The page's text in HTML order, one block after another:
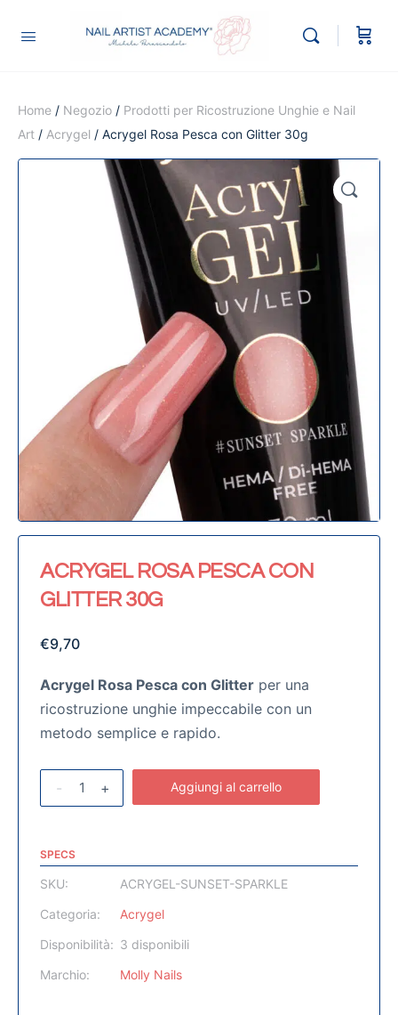
Home / Negozio / Prodotti per Ricostruzione Unghie e Nail
Art / Acrygel / Acrygel Rosa Pesca con Glitter 30g
🔍
ACRYGEL ROSA PESCA CON
GLITTER 30G
€9,70
Acrygel Rosa Pesca con Glitter per una
ricostruzione unghie impeccabile con un
metodo semplice e rapido.
- + Aggiungi al carrello
SPECS
SKU:
ACRYGEL-SUNSET-SPARKLE
Categoria:
Acrygel
Disponibilità: 3 disponibili
Marchio:
Molly Nails